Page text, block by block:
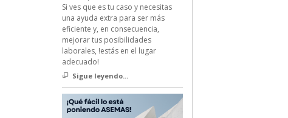
Si ves que es tu caso y necesitas
una ayuda extra para ser más
eficiente y, en consecuencia,
mejorar tus posibilidades
laborales, !estás en el lugar
adecuado!
Sigue leyendo...